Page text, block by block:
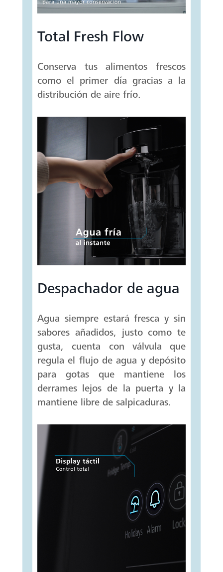
Total Fresh Flow
Conserva tus alimentos frescos
como el primer día gracias a la
distribución de aire frío.
Despachador de agua
Agua siempre estará fresca y sin
sabores añadidos, justo como te
gusta, cuenta con válvula que
regula el flujo de agua y depósito
para gotas que mantiene los
derrames lejos de la puerta y la
mantiene libre de salpicaduras.